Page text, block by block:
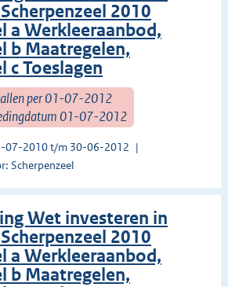
2010
a Werkleeraanbod,
b Maatregelen,
c Toeslagen
per 01-07-2012
01-07-2012
07-2010 t/m 30-06-2012
Scherpenzeel
Wet investeren in
2010
a Werkleeraanbod,
b Maatregelen,